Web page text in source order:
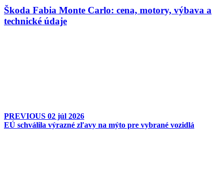
Škoda Fabia Monte Carlo: cena, motory, výbava a
technické údaje
PREVIOUS 02 júl 2026
EÚ schválila výrazné zľavy na mýto pre vybrané vozidlá